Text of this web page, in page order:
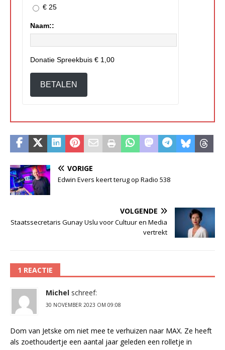
€ 25
Naam::
Donatie Spreekbuis € 1,00
BETALEN
VORIGE
Edwin Evers keert terug op Radio 538
VOLGENDE
Staatssecretaris Gunay Uslu voor Cultuur en Media
vertrekt
1 REACTIE
Michel schreef:
30 NOVEMBER 2023 OM 09:08
Dom van Jetske om niet mee te verhuizen naar MAX. Ze heeft
als zoethoudertje een aantal jaar geleden een rolletje in